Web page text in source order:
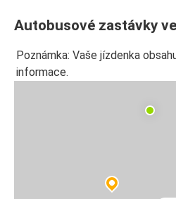
Autobusové zastávky
Poznámka: Vaše jízdenka
informace.